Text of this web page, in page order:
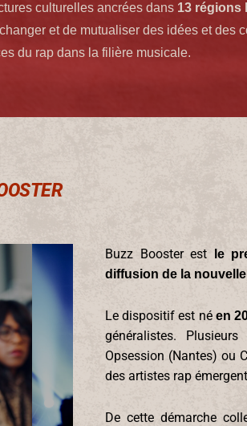
culturelles ancrées dans 13 régions
et de mutualiser des idées et des
du rap dans la filière musicale.
Buzz Booster est
le
diffusion de la
Le dispositif est né en
généralistes.
Opsession (Nantes) ou
des artistes rap
De cette démarche